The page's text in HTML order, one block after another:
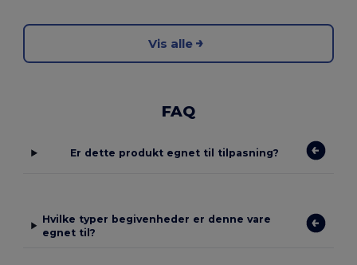
Vis alle
FAQ
Er dette produkt egnet til tilpasning?
Hvilke typer begivenheder er denne vare
egnet til?